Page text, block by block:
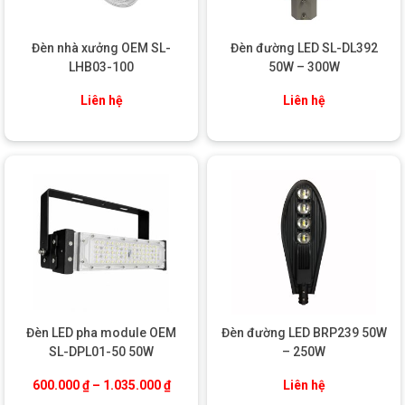
Thân thiện với môi trường
: Sản phẩm không chứa các
người sử dụng và môi trường xung quanh.
thể hoạt động tốt trong mọi điều kiện thời tiết, từ mưa lớn, bụi
không bị ảnh hưởng bởi ánh nắng mặt trời kéo dài, giữ được độ
sáng và màu sắc ổn định trong suốt thời gian sử dụng.
Đèn nhà xưởng OEM SL-
LHB03-100
Liên hệ
Đèn đường LED SL-DL392
50W – 300W
Liên hệ
Đèn LED pha module OEM
SL-DPL01-50 50W
600.000₫ – 1.035.000₫Khoảng giá: từ 600.000 ₫ đến 1.035.000
Đèn đường LED BRP239 50W
– 250W
Liên hệ